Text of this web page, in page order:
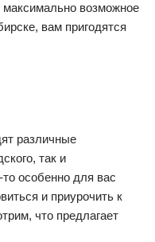
возможное
вам пригодятся
различные
так и
особенно для вас
и приурочить к
что предлагает